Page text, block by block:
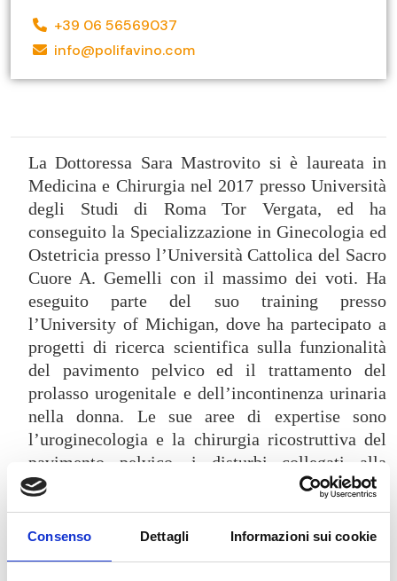
Consenso Dettagli Informazioni sui cookie
+39 06 56569037
info@polifavino.com
La Dottoressa Sara Mastrovito si è laureata in
Medicina e Chirurgia nel 2017 presso Università
degli Studi di Roma Tor Vergata, ed ha
conseguito la Specializzazione in Ginecologia ed
Ostetricia presso l’Università Cattolica del Sacro
Cuore A. Gemelli con il massimo dei voti. Ha
eseguito parte del suo training presso
l’University of Michigan, dove ha partecipato a
progetti di ricerca scientifica sulla funzionalità
del pavimento pelvico ed il trattamento del
prolasso urogenitale e dell’incontinenza urinaria
nella donna. Le sue aree di expertise sono
l’uroginecologia e la chirurgia ricostruttiva del
pavimento pelvico, i disturbi collegati alla
menopausa, disturbi del basso tratto urinario
nella donna (cistiti croniche o ricorrenti, cistite
interstiziale, dolore pelvico cronico), la chirurgia